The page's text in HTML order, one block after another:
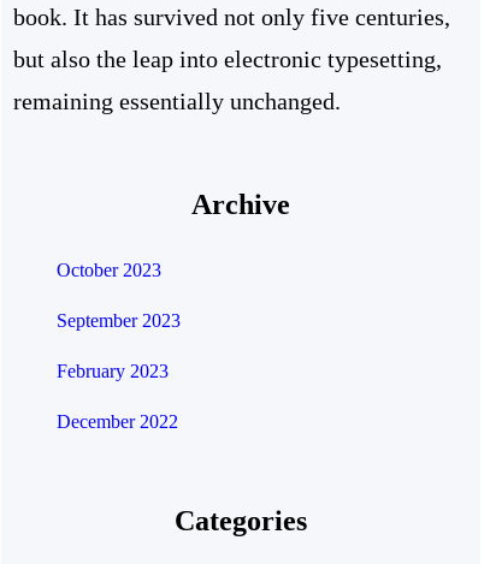
book. It has survived not only five centuries,
but also the leap into electronic typesetting,
remaining essentially unchanged.
Archive
October 2023
September 2023
February 2023
December 2022
Categories